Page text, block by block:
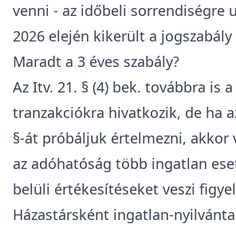
az egyes ingatlanok értékei
vizsgálja.Az adóalap
egyetlen olyan
figyelembe venni, amely
illetékalapot biztosít a
személy számára.
Amennyiben további
eladások történtek, amelyek
kedvezmény feltételeinek,